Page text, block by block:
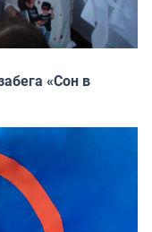
«Сон в